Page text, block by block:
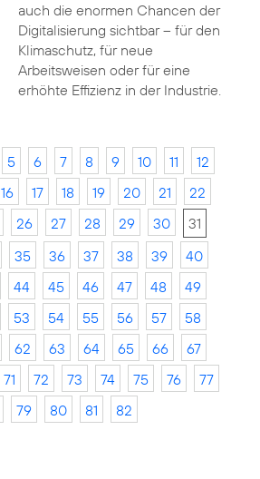
auch die enormen Chancen der
Digitalisierung sichtbar – für den
Klimaschutz, für neue
Arbeitsweisen oder für eine
erhöhte Effizienz in der Industrie.
5 6 7 8 9 10 11
12
16 17 18 19 20 21
22
26 27 28 29 30
31
35 36 37 38 39
40
44 45 46 47 48
49
53 54 55 56 57
58
62 63 64 65 66
67
71 72 73 74 75 76
77
79 80 81 82